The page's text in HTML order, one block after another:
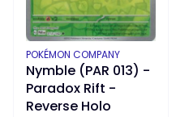
Nymble (PAR 013) -
Paradox Rift -
Reverse Holo
PRODUCENT
POKÉMON COMPANY